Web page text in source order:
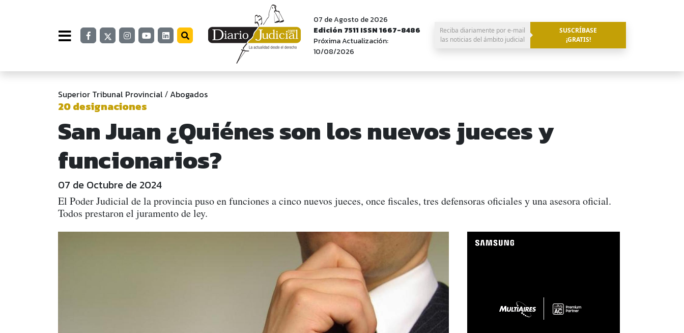
07 de Agosto de 2026
Edición 7511 ISSN 1667-8486
Próxima Actualización:
10/08/2026
Reciba diariamente por e-mail
las noticias del ámbito judicial
SUSCRÍBASE
¡GRATIS!
Superior Tribunal Provincial/Abogados
20 designaciones
San Juan ¿Quiénes son los nuevos jueces y
funcionarios?
07 de Octubre de 2024
El Poder Judicial de la provincia puso en funciones a cinco nuevos jueces, once fiscales, tres defensoras oficiales y una asesora oficial.
Todos prestaron el juramento de ley.